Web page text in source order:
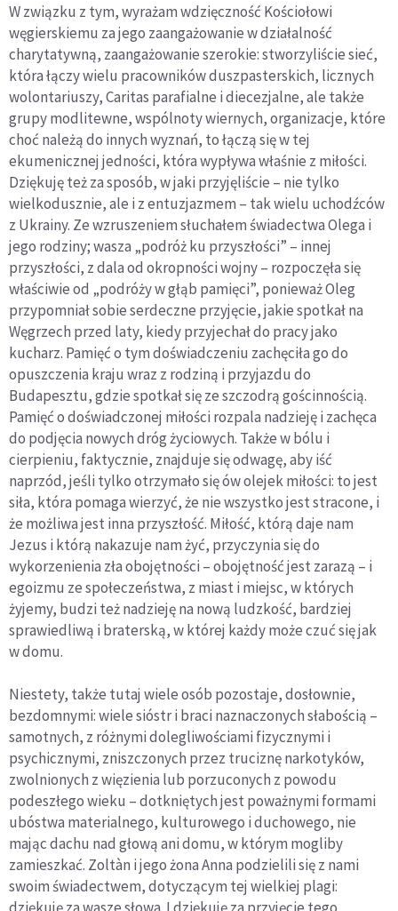
W związku z tym, wyrażam wdzięczność Kościołowi
węgierskiemu za jego zaangażowanie w działalność
charytatywną, zaangażowanie szerokie: stworzyliście sieć,
która łączy wielu pracowników duszpasterskich, licznych
wolontariuszy, Caritas parafialne i diecezjalne, ale także
grupy modlitewne, wspólnoty wiernych, organizacje, które
choć należą do innych wyznań, to łączą się w tej
ekumenicznej jedności, która wypływa właśnie z miłości.
Dziękuję też za sposób, w jaki przyjęliście – nie tylko
wielkodusznie, ale i z entuzjazmem – tak wielu uchodźców
z Ukrainy. Ze wzruszeniem słuchałem świadectwa Olega i
jego rodziny; wasza „podróż ku przyszłości” – innej
przyszłości, z dala od okropności wojny – rozpoczęła się
właściwie od „podróży w głąb pamięci”, ponieważ Oleg
przypomniał sobie serdeczne przyjęcie, jakie spotkał na
Węgrzech przed laty, kiedy przyjechał do pracy jako
kucharz. Pamięć o tym doświadczeniu zachęciła go do
opuszczenia kraju wraz z rodziną i przyjazdu do
Budapesztu, gdzie spotkał się ze szczodrą gościnnością.
Pamięć o doświadczonej miłości rozpala nadzieję i zachęca
do podjęcia nowych dróg życiowych. Także w bólu i
cierpieniu, faktycznie, znajduje się odwagę, aby iść
naprzód, jeśli tylko otrzymało się ów olejek miłości: to jest
siła, która pomaga wierzyć, że nie wszystko jest stracone, i
że możliwa jest inna przyszłość. Miłość, którą daje nam
Jezus i którą nakazuje nam żyć, przyczynia się do
wykorzenienia zła obojętności – obojętność jest zarazą – i
egoizmu ze społeczeństwa, z miast i miejsc, w których
żyjemy, budzi też nadzieję na nową ludzkość, bardziej
sprawiedliwą i braterską, w której każdy może czuć się jak
w domu.
Niestety, także tutaj wiele osób pozostaje, dosłownie,
bezdomnymi: wiele sióstr i braci naznaczonych słabością –
samotnych, z różnymi dolegliwościami fizycznymi i
psychicznymi, zniszczonych przez truciznę narkotyków,
zwolnionych z więzienia lub porzuconych z powodu
podeszłego wieku – dotkniętych jest poważnymi formami
ubóstwa materialnego, kulturowego i duchowego, nie
mając dachu nad głową ani domu, w którym mogliby
zamieszkać. Zoltàn i jego żona Anna podzielili się z nami
swoim świadectwem, dotyczącym tej wielkiej plagi:
dziękuję za wasze słowa. I dziękuję za przyjęcie tego